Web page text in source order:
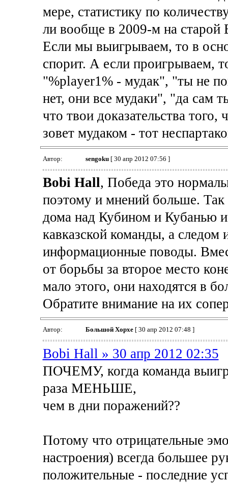
мере, статистику по
ли вообще в 2009-м на старой
Если мы выигрываем, то в
спорит. А если проигрываем,
"%player1% - мудак", "ты не
нет, они все мудаки", "да сам
что твои доказательства
зовет мудаком - тот
Автор: sengoku[ 30 апр 2012 07:56 ]
Bobi Hall, Победа это
поэтому и мнений больше. Так
дома над Кубином и Кубанью
кавказской команды, а следом
информационные поводы.
от борьбы за второе место
мало этого, они находятся в
Обратите внимание на их
Автор: Большой Хорхе[ 30 апр 2012 07:48 ]
Bobi Hall » 30 апр 2012 02:35
ПОЧЕМУ, когда команда
раза МЕНЬШЕ,
чем в дни поражений??
Потому что отрицательные
настроения) всегда большее
положительные - последние